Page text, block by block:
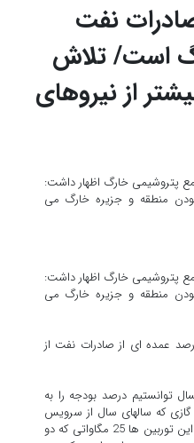
بوشهر صادر شد
نفت
است/ تلاش
از نیروهای
پتروشیمی خارگ اظهار داشت:
منطقه و جزیره خارگ می
پتروشیمی خارگ اظهار داشت:
منطقه و جزیره خارگ می
عمده ای از صادرات نفت از
توانستیم درصد بودجه را به
که سالهای سال از سرویس
خارج و از دسترس خارج بوده است. این توربین ها 25 مگاواتی که دو